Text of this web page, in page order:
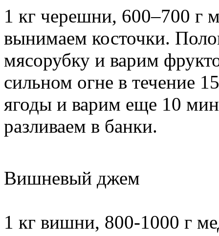
1 кг черешни, 600–700 г
вынимаем косточки.
мясорубку и варим
сильном огне в течение
ягоды и варим еще 10
разливаем в банки.
Вишневый джем
1 кг вишни, 800-1000 г